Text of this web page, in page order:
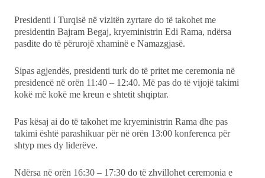
Presidenti i Turqisë në vizitën zyrtare do të takohet me
presidentin Bajram Begaj, kryeministrin Edi Rama, ndërsa
pasdite do të përurojë xhaminë e Namazgjasë.
Sipas agjendës, presidenti turk do të pritet me ceremonia në
presidencë në orën 11:40 – 12:40. Më pas do të vijojë takimi
kokë më kokë me kreun e shtetit shqiptar.
Pas kësaj ai do të takohet me kryeministrin Rama dhe pas
takimi është parashikuar për në orën 13:00 konferenca për
shtyp mes dy liderëve.
Ndërsa në orën 16:30 – 17:30 do të zhvillohet ceremonia e